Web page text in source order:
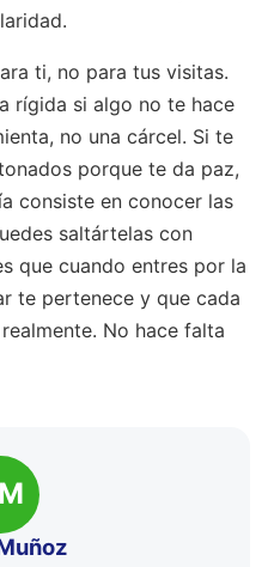
ti, no para tus visitas.
rígida si algo no te hace
no una cárcel. Si te
porque te da paz,
consiste en conocer las
saltártelas con
que cuando entres por la
te pertenece y que cada
No hace falta